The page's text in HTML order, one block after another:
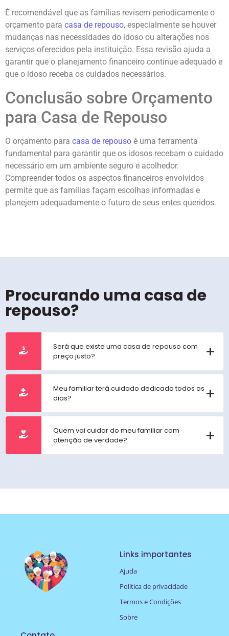
É recomendável que as famílias revisem periodicamente o
orçamento para casa de repouso, especialmente se houver
mudanças nas necessidades do idoso ou alterações nos
serviços oferecidos pela instituição. Essa revisão ajuda a
garantir que o planejamento financeiro continue adequado e
que o idoso receba os cuidados necessários.
Conclusão sobre Orçamento
para Casa de Repouso
O orçamento para casa de repouso é uma ferramenta
fundamental para garantir que os idosos recebam o cuidado
necessário em um ambiente seguro e acolhedor.
Compreender todos os aspectos financeiros envolvidos
permite que as famílias façam escolhas informadas e
planejem adequadamente o futuro de seus entes queridos.
Procurando uma casa de
repouso?
Será que existe uma casa de repouso com
preço justo?
Meu familiar terá cuidado dedicado todos os
dias?
Quem vai cuidar do meu familiar com
atenção de verdade?
Links importantes
Ajuda
Politica de privacidade
Termos e Condições
Sobre